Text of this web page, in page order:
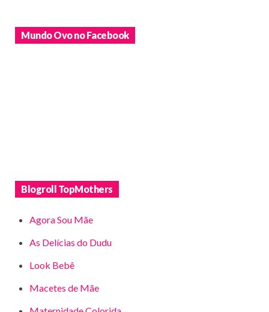
Mundo Ovo no Facebook
Blogroll TopMothers
Agora Sou Mãe
As Delícias do Dudu
Look Bebê
Macetes de Mãe